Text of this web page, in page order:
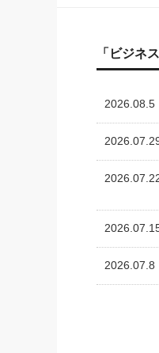
「ビジネ
2026.08.5
2026.07.8